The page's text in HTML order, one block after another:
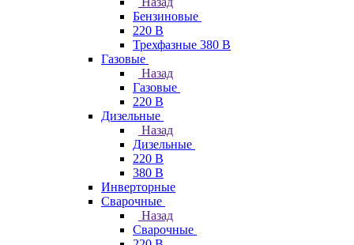
Бензиновые
220 В
Трехфазные 380 В
Газовые
Назад
Газовые
220 В
Дизельные
Назад
Дизельные
220 В
380 В
Инверторные
Сварочные
Назад
Сварочные